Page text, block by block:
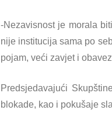
-Nezavisnost je morala
nije institucija sama po
pojam, veći zavjet i
Predsjedavajući
blokade, kao i pokušaje